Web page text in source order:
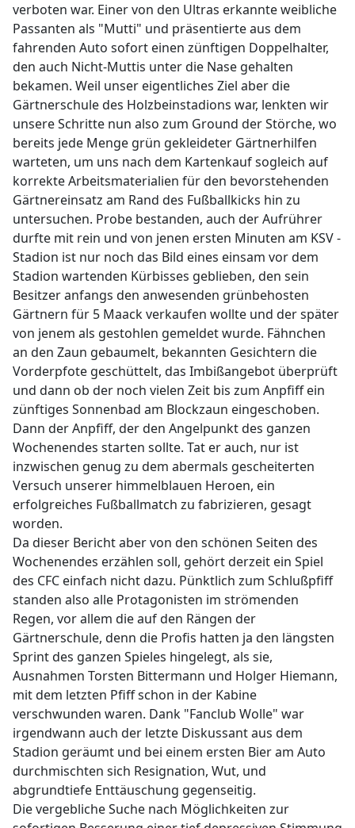
verboten war. Einer von den Ultras erkannte weibliche
Passanten als "Mutti" und präsentierte aus dem
fahrenden Auto sofort einen zünftigen Doppelhalter,
den auch Nicht-Muttis unter die Nase gehalten
bekamen. Weil unser eigentliches Ziel aber die
Gärtnerschule des Holzbeinstadions war, lenkten wir
unsere Schritte nun also zum Ground der Störche, wo
bereits jede Menge grün gekleideter Gärtnerhilfen
warteten, um uns nach dem Kartenkauf sogleich auf
korrekte Arbeitsmaterialien für den bevorstehenden
Gärtnereinsatz am Rand des Fußballkicks hin zu
untersuchen. Probe bestanden, auch der Aufrührer
durfte mit rein und von jenen ersten Minuten am KSV -
Stadion ist nur noch das Bild eines einsam vor dem
Stadion wartenden Kürbisses geblieben, den sein
Besitzer anfangs den anwesenden grünbehosten
Gärtnern für 5 Maack verkaufen wollte und der später
von jenem als gestohlen gemeldet wurde. Fähnchen
an den Zaun gebaumelt, bekannten Gesichtern die
Vorderpfote geschüttelt, das Imbißangebot überprüft
und dann ob der noch vielen Zeit bis zum Anpfiff ein
zünftiges Sonnenbad am Blockzaun eingeschoben.
Dann der Anpfiff, der den Angelpunkt des ganzen
Wochenendes starten sollte. Tat er auch, nur ist
inzwischen genug zu dem abermals gescheiterten
Versuch unserer himmelblauen Heroen, ein
erfolgreiches Fußballmatch zu fabrizieren, gesagt
worden.
Da dieser Bericht aber von den schönen Seiten des
Wochenendes erzählen soll, gehört derzeit ein Spiel
des CFC einfach nicht dazu. Pünktlich zum Schlußpfiff
standen also alle Protagonisten im strömenden
Regen, vor allem die auf den Rängen der
Gärtnerschule, denn die Profis hatten ja den längsten
Sprint des ganzen Spieles hingelegt, als sie,
Ausnahmen Torsten Bittermann und Holger Hiemann,
mit dem letzten Pfiff schon in der Kabine
verschwunden waren. Dank "Fanclub Wolle" war
irgendwann auch der letzte Diskussant aus dem
Stadion geräumt und bei einem ersten Bier am Auto
durchmischten sich Resignation, Wut, und
abgrundtiefe Enttäuschung gegenseitig.
Die vergebliche Suche nach Möglichkeiten zur